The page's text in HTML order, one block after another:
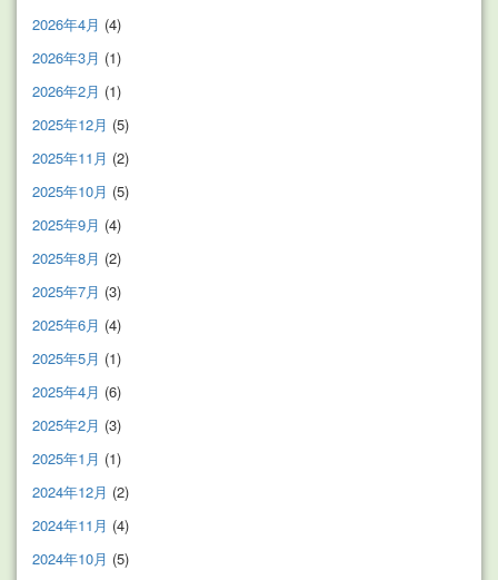
2026年4月 (4)
2026年3月 (1)
2026年2月 (1)
2025年12月 (5)
2025年11月 (2)
2025年10月 (5)
2025年9月 (4)
2025年8月 (2)
2025年7月 (3)
2025年6月 (4)
2025年5月 (1)
2025年4月 (6)
2025年2月 (3)
2025年1月 (1)
2024年12月 (2)
2024年11月 (4)
2024年10月 (5)